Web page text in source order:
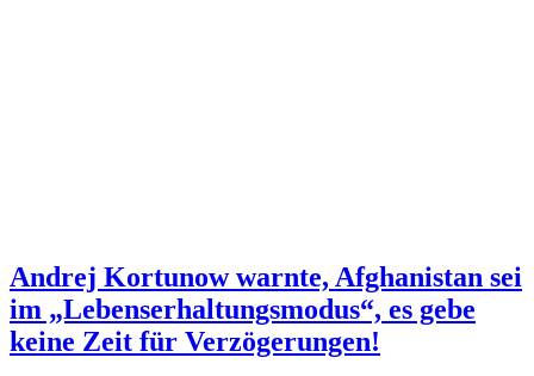
Andrej Kortunow warnte, Afghanistan sei
im „Lebenserhaltungsmodus“, es gebe
keine Zeit für Verzögerungen!